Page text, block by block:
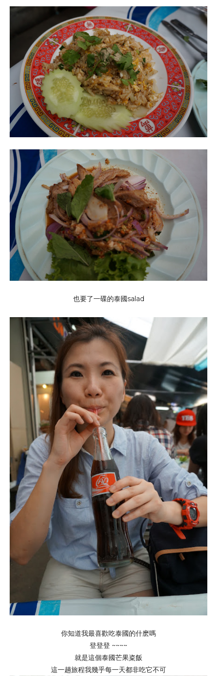
也要了一碟的泰國salad
你知道我最喜歡吃泰國的什麽嗎
登登登 ~~~~
就是這個泰國芒果粢飯
這一趟旅程我幾乎每一天都非吃它不可